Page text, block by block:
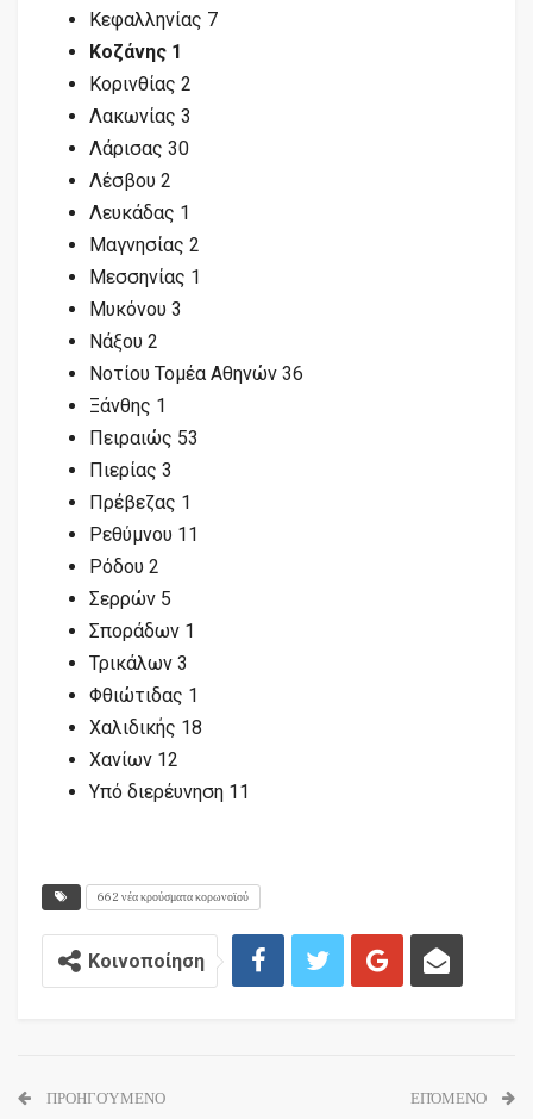
Κεφαλληνίας 7
Κοζάνης 1
Κορινθίας 2
Λακωνίας 3
Λάρισας 30
Λέσβου 2
Λευκάδας 1
Μαγνησίας 2
Μεσσηνίας 1
Μυκόνου 3
Νάξου 2
Νοτίου Τομέα Αθηνών 36
Ξάνθης 1
Πειραιώς 53
Πιερίας 3
Πρέβεζας 1
Ρεθύμνου 11
Ρόδου 2
Σερρών 5
Σποράδων 1
Τρικάλων 3
Φθιώτιδας 1
Χαλιδικής 18
Χανίων 12
Υπό διερέυνηση 11
662 νέα κρούσματα κορωνοϊού
Κοινοποίηση
ΠΡΟΗΓΟΎΜΕΝΟ ΕΠΌΜΕΝΟ